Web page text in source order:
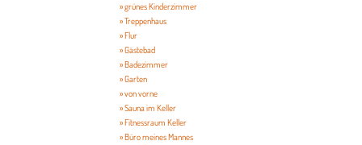
» grünes Kinderzimmer
» Treppenhaus
» Flur
» Gästebad
» Badezimmer
» Garten
» von vorne
» Sauna im Keller
» Fitnessraum Keller
» Büro meines Mannes